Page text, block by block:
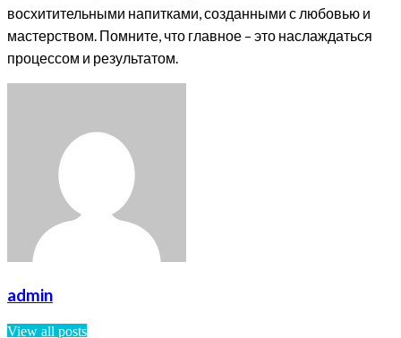
восхитительными напитками, созданными с любовью и
мастерством. Помните, что главное – это наслаждаться
процессом и результатом.
admin
View all posts